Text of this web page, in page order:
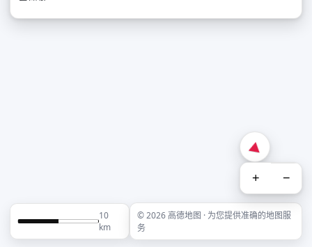
+ −
10
km
© 2026 高德地图 · 为您提供准确的地图服
务